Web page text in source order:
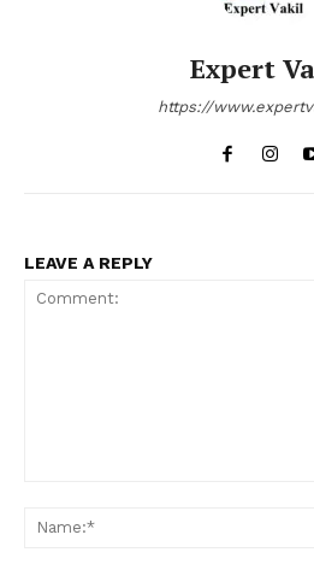
Expert
https://
LEAVE A REPLY